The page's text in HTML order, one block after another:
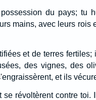
du pays; tu
mains, avec leurs
et de terres
des vignes, des
et ils
révoltèrent contre